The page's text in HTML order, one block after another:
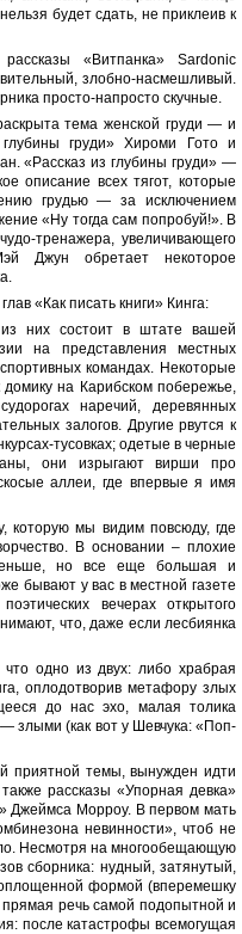
будет сдать, не приклеив к
«Витпанка» Sardonic
злобно-насмешливый.
просто-напросто скучные.
тема женской груди — и
груди» Хироми Гото и
«Рассказ из глубины груди» —
описание всех тягот, которые
грудью — за исключением
«Ну тогда сам попробуй!». В
тренажера, увеличивающего
Джун обретает некоторое
«Как писать книги» Кинга:
из них состоит в штате вашей
на представления местных
командах. Некоторые
на Карибском побережье,
наречий, деревянных
залогов. Другие рвутся к
тусовках; одетые в черные
они изрыгают вирши про
аллеи, где впервые я имя
которую мы видим повсюду, где
В основании – плохие
но все еще большая и
бывают у вас в местной газете
вечерах открытого
что, даже если лесбиянка
одно из двух: либо храбрая
оплодотворив метафору злых
до нас эхо, малая толика
злыми (как вот у Шевчука: «Поп-
приятной темы, вынужден идти
рассказы «Упорная девка»
Джеймса Морроу. В первом мать
невинности», чтоб не
Несмотря на многообещающую
сборника: нудный, затянутый,
формой (вперемешку
прямая речь самой подопытной и
после катастрофы всемогущая